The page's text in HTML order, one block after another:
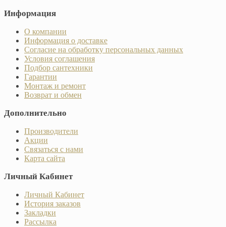
Информация
О компании
Информация о доставке
Согласие на обработку персональных данных
Условия соглашения
Подбор сантехники
Гарантии
Монтаж и ремонт
Возврат и обмен
Дополнительно
Производители
Акции
Связаться с нами
Карта сайта
Личный Кабинет
Личный Кабинет
История заказов
Закладки
Рассылка